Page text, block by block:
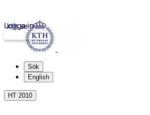
kth.se
Logga in
Sök
English
HT 2010